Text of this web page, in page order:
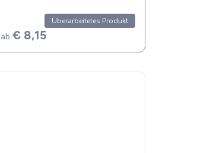
Überarbeitetes Produkt
ab € 8,15